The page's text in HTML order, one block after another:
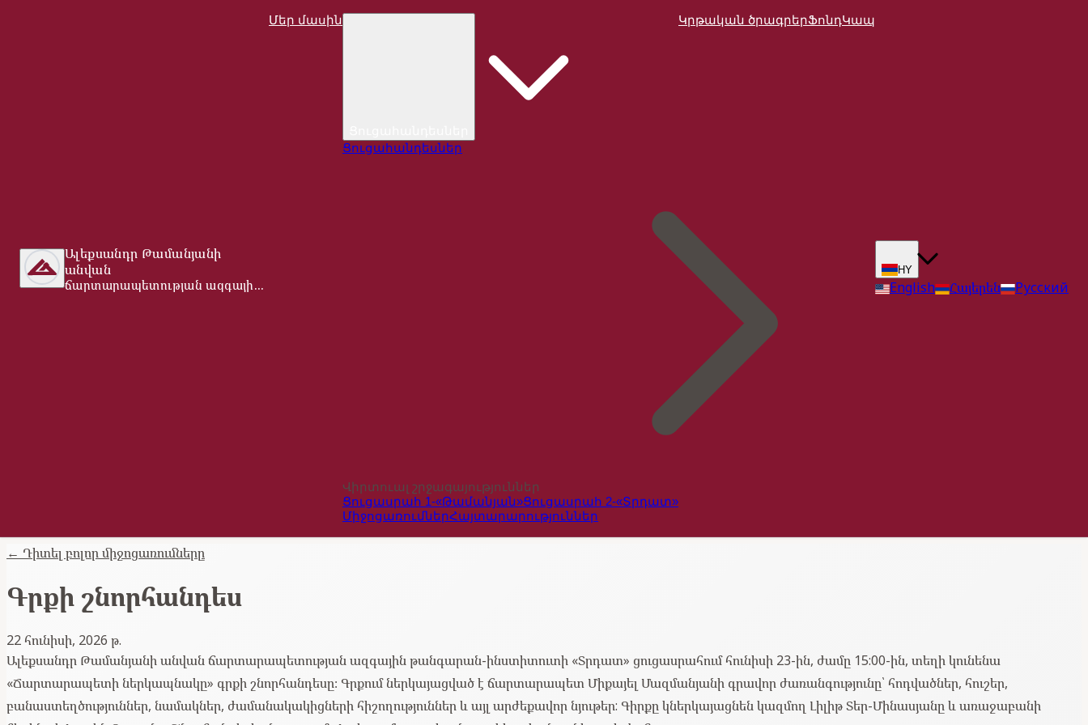
Ալեքսանդր Թամանյանի
անվան
ճարտարապետության ազգային
Մեր մասին
Ցուցահանդեսներ
Վիրտուալ շրջագայություններ
Ցուցասրահ 1-«Թամանյան»Ցուցասրահ 2-«Տրդատ»
ՄիջոցառումներՀայտարարություններ
Կրթական ծրագրերՖոնդԿապ
HY
English Հայերեն Русский
← Դիտել բոլոր միջոցառումները
Գրքի շնորհանդես
22 հունիսի, 2026 թ.
Ալեքսանդր Թամանյանի անվան ճարտարապետության ազգային թանգարան-ինստիտուտի «Տրդատ» ցուցասրահում հունիսի 23-ին, ժամը 15:00-ին, տեղի կունենա
«Ճարտարապետի ներկապնակը» գրքի շնորհանդեսը։ Գրքում ներկայացված է ճարտարապետ Միքայել Մազմանյանի գրավոր ժառանգությունը՝ հոդվածներ, հուշեր,
բանաստեղծություններ, նամակներ, ժամանակակիցների հիշողություններ և այլ արժեքավոր նյութեր: Գիրքը կներկայացնեն կազմող Լիլիթ Տեր-Մինասյանը և առաջաբանի